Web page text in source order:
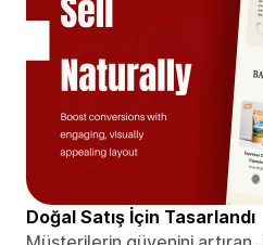
Doğal Satış İçin Tasarlandı